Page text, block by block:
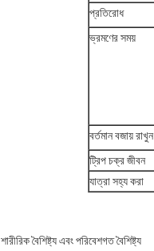
প্রতিরোধ
ভ্রমণের সময়
বর্তমান বজায় রাখুন
ট্রিপ চক্র জীবন
যাত্রা সহ্য করা
শারীরিক বৈশিষ্ট্য এবং পরিবেশগত বৈশিষ্ট্য